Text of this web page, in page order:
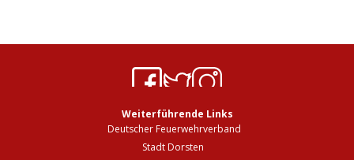
Weiterführende Links
Deutscher Feuerwehrverband
Stadt Dorsten